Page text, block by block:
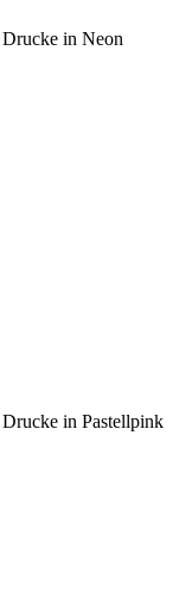
in Neon
in Pastellpink